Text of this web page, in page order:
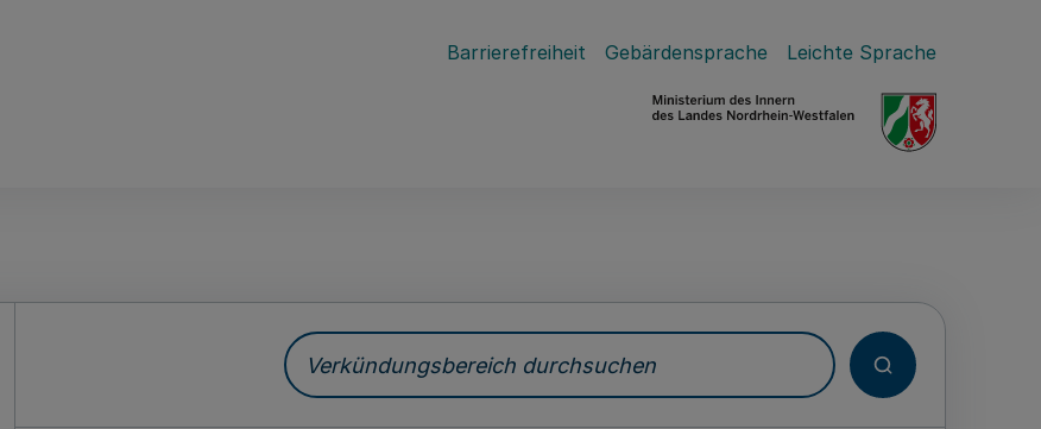
Barrierefreiheit Gebärdensprache Leichte Sprache
Verkündungsbereich durchsuchen